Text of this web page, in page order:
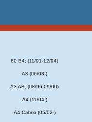
80 B4; (11/91-12/94)
A3 (06/03-)
A3 AB; (08/96-09/00)
A4 (11/04-)
A4 Cabrio (05/02-)